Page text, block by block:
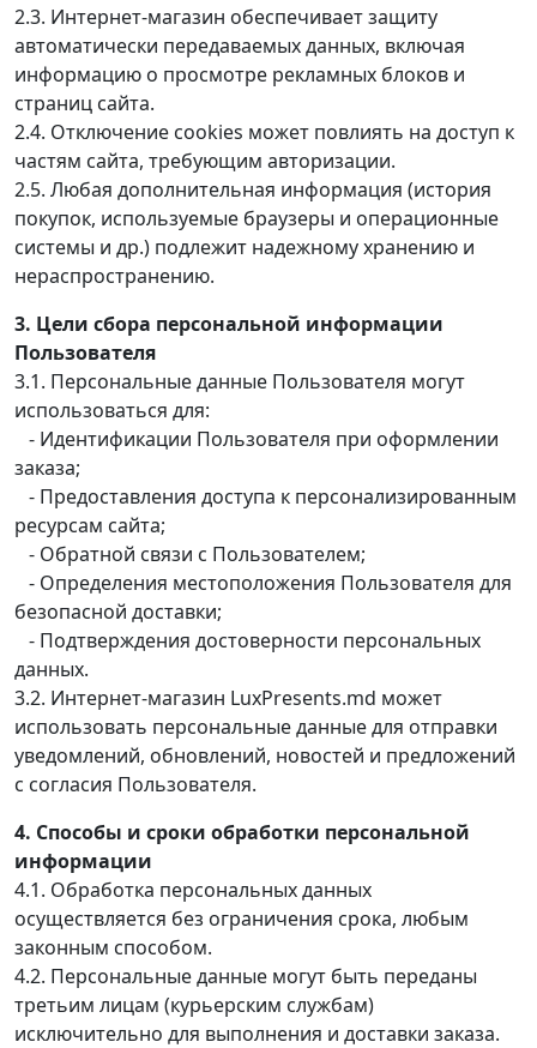
2.3. Интернет-магазин обеспечивает защиту
автоматически передаваемых данных, включая
информацию о просмотре рекламных блоков и
страниц сайта.
2.4. Отключение cookies может повлиять на доступ к
частям сайта, требующим авторизации.
2.5. Любая дополнительная информация (история
покупок, используемые браузеры и операционные
системы и др.) подлежит надежному хранению и
нераспространению.
3. Цели сбора персональной информации
Пользователя
3.1. Персональные данные Пользователя могут
использоваться для:
- Идентификации Пользователя при оформлении
заказа;
- Предоставления доступа к персонализированным
ресурсам сайта;
- Обратной связи с Пользователем;
- Определения местоположения Пользователя для
безопасной доставки;
- Подтверждения достоверности персональных
данных.
3.2. Интернет-магазин LuxPresents.md может
использовать персональные данные для отправки
уведомлений, обновлений, новостей и предложений
с согласия Пользователя.
4. Способы и сроки обработки персональной
информации
4.1. Обработка персональных данных
осуществляется без ограничения срока, любым
законным способом.
4.2. Персональные данные могут быть переданы
третьим лицам (курьерским службам)
исключительно для выполнения и доставки заказа.